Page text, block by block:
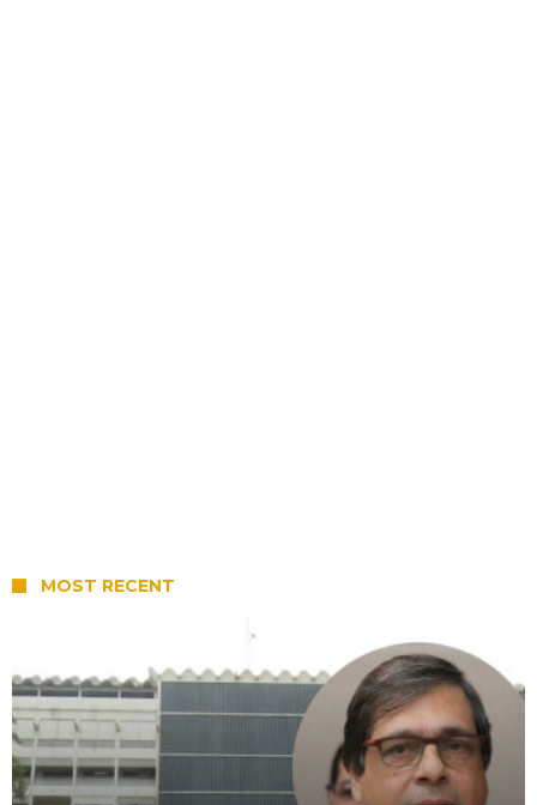
MOST RECENT